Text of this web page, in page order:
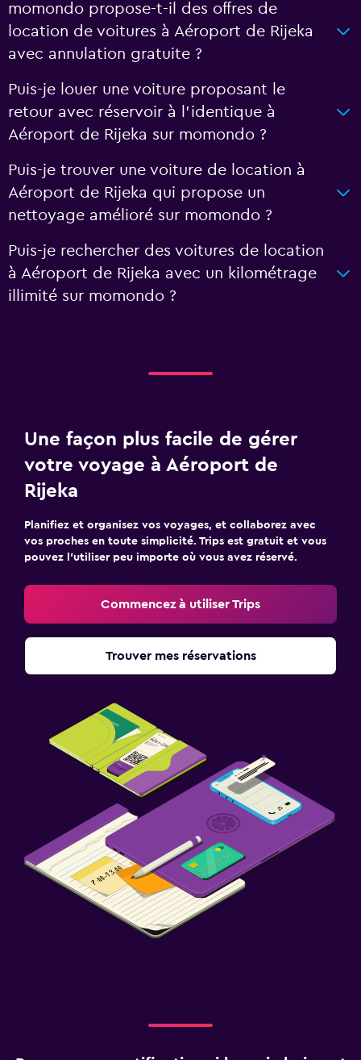
momondo propose-t-il des offres de
location de voitures à Aéroport de Rijeka
avec annulation gratuite ?
Puis-je louer une voiture proposant le
retour avec réservoir à l’identique à
Aéroport de Rijeka sur momondo ?
Puis-je trouver une voiture de location à
Aéroport de Rijeka qui propose un
nettoyage amélioré sur momondo ?
Puis-je rechercher des voitures de location
à Aéroport de Rijeka avec un kilométrage
illimité sur momondo ?
Une façon plus facile de gérer
votre voyage à Aéroport de
Rijeka
Planifiez et organisez vos voyages, et collaborez avec
vos proches en toute simplicité. Trips est gratuit et vous
pouvez l’utiliser peu importe où vous avez réservé.
Commencez à utiliser Trips
Trouver mes réservations